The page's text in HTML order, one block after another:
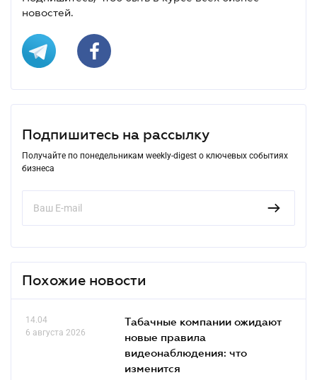
новостей.
Подпишитесь на рассылку
Получайте по понедельникам weekly-digest о ключевых событиях
бизнеса
Похожие новости
14.04
6 августа 2026
Табачные компании ожидают
новые правила
видеонаблюдения: что
изменится